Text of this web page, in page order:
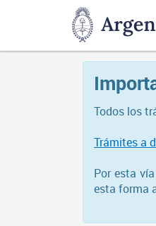
DNGU
Dirección
Nacional
de
Gestión
Universitaria
Todos los
Trámites a
Por esta
esta forma